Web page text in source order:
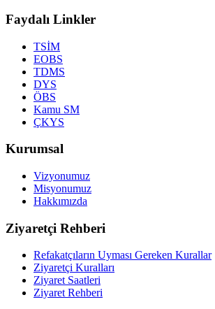
Faydalı Linkler
TSİM
EOBS
TDMS
DYS
ÖBS
Kamu SM
ÇKYS
Kurumsal
Vizyonumuz
Misyonumuz
Hakkımızda
Ziyaretçi Rehberi
Refakatçıların Uyması Gereken Kurallar
Ziyaretçi Kuralları
Ziyaret Saatleri
Ziyaret Rehberi